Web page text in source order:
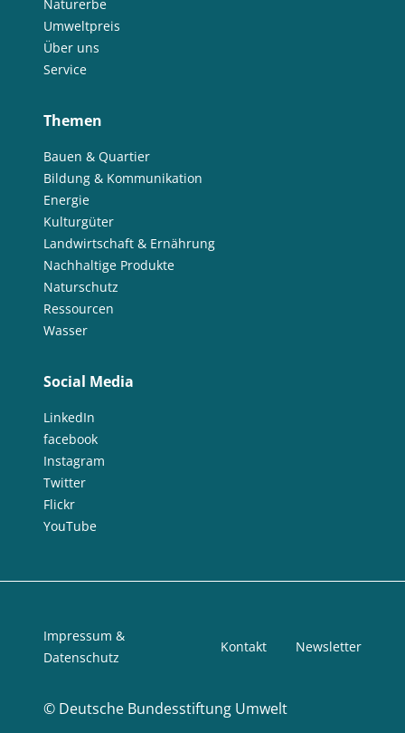
Naturerbe
Umweltpreis
Über uns
Service
Themen
Bauen & Quartier
Bildung & Kommunikation
Energie
Kulturgüter
Landwirtschaft & Ernährung
Nachhaltige Produkte
Naturschutz
Ressourcen
Wasser
Social Media
LinkedIn
facebook
Instagram
Twitter
Flickr
YouTube
© Deutsche Bundesstiftung Umwelt
Impressum &
Datenschutz
Kontakt Newsletter